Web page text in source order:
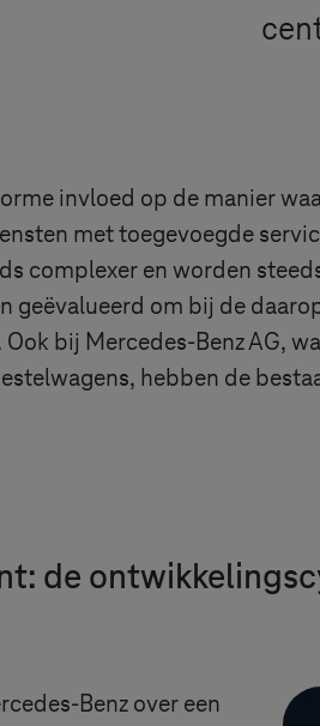
invloed op de manier
met toegevoegde
complexer en worden
geëvalueerd om bij de
bij Mercedes-Benz AG,
hebben de
de
Benz over een